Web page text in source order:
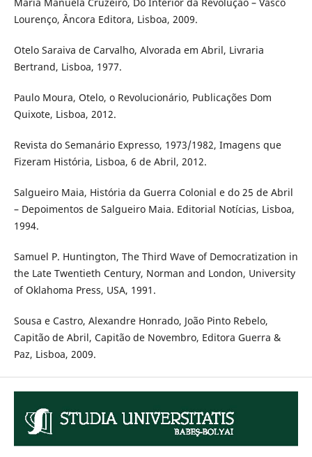
Lourenço, Âncora Editora, Lisboa, 2009.
Otelo Saraiva de Carvalho, Alvorada em Abril, Livraria
Bertrand, Lisboa, 1977.
Paulo Moura, Otelo, o Revolucionário, Publicações Dom
Quixote, Lisboa, 2012.
Revista do Semanário Expresso, 1973/1982, Imagens que
Fizeram História, Lisboa, 6 de Abril, 2012.
Salgueiro Maia, História da Guerra Colonial e do 25 de Abril
– Depoimentos de Salgueiro Maia. Editorial Notícias, Lisboa,
1994.
Samuel P. Huntington, The Third Wave of Democratization in
the Late Twentieth Century, Norman and London, University
of Oklahoma Press, USA, 1991.
Sousa e Castro, Alexandre Honrado, João Pinto Rebelo,
Capitão de Abril, Capitão de Novembro, Editora Guerra &
Paz, Lisboa, 2009.